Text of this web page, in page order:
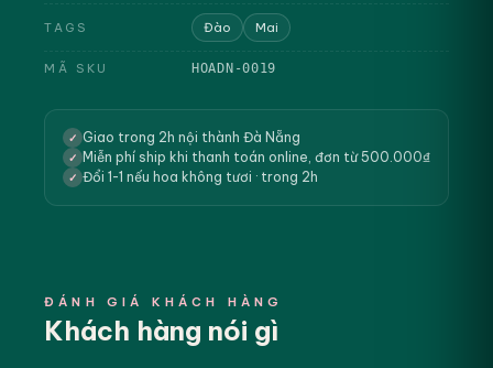
TAGS Đào Mai
MÃ SKU HOADN-0019
✓ Giao trong 2h nội thành Đà Nẵng
✓ Miễn phí ship khi thanh toán online, đơn từ 500.000₫
✓ Đổi 1-1 nếu hoa không tươi · trong 2h
ĐÁNH GIÁ KHÁCH HÀNG
Khách hàng nói gì